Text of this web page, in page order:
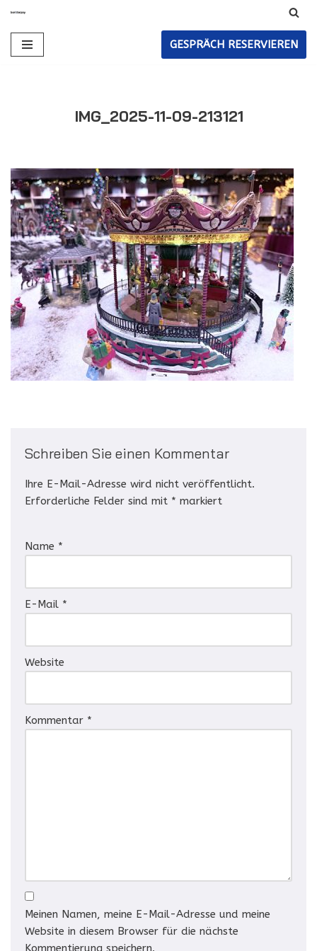
Zum
Inhalt
GESPRÄCH RESERVIEREN
IMG_2025-11-09-213121
Schreiben Sie einen Kommentar
Ihre E-Mail-Adresse wird nicht veröffentlicht.
Erforderliche Felder sind mit * markiert
Name *
E-Mail *
Website
Kommentar *
Meinen Namen, meine E-Mail-Adresse und meine
Website in diesem Browser für die nächste
Kommentierung speichern.